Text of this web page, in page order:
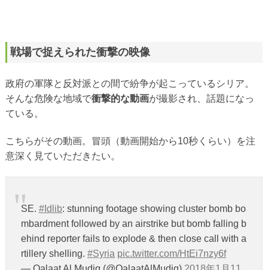
戦場で捉えられた衝撃の映像
政府の軍隊と反対派との間で紛争が起こっているシリア。
そんな危険な地域で衝撃的な動画が撮影され、話題になっ
ている。
こちらがその動画。冒頭（動画開始から10秒くらい）を注
意深く見ていただきたい。
SE. #Idlib: stunning footage showing cluster bomb bo
mbardment followed by an airstrike but bomb falling b
ehind reporter fails to explode & then close call with a
rtillery shelling. #Syria pic.twitter.com/HtEi7nzy6f